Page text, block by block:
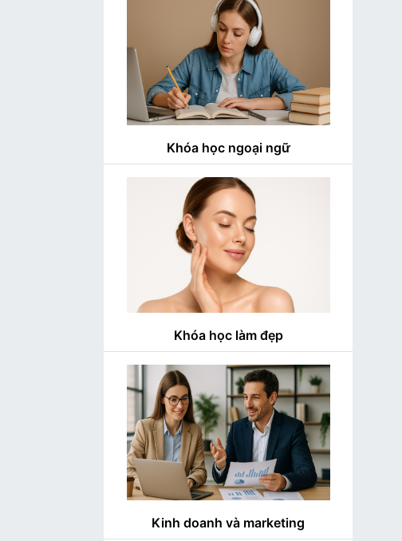
Khóa học ngoại ngữ
Khóa học làm đẹp
Kinh doanh và marketing